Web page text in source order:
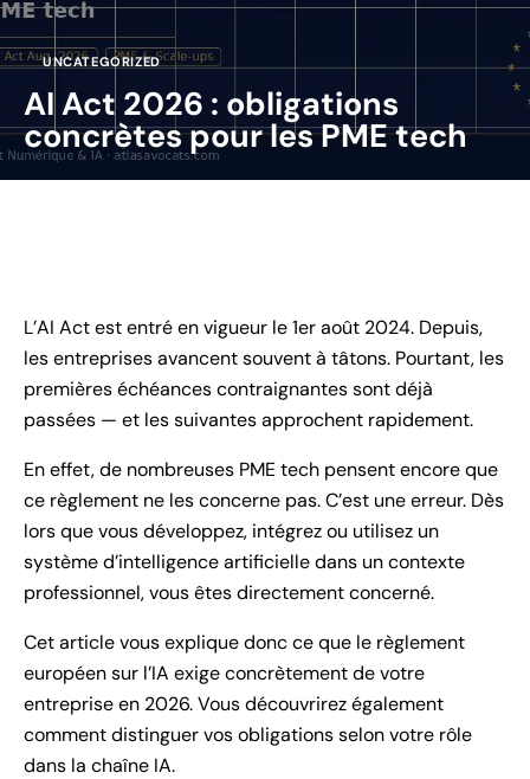
UNCATEGORIZED
AI Act 2026 : obligations
concrètes pour les PME tech
L’AI Act est entré en vigueur le 1er août 2024. Depuis,
les entreprises avancent souvent à tâtons. Pourtant, les
premières échéances contraignantes sont déjà
passées — et les suivantes approchent rapidement.
En effet, de nombreuses PME tech pensent encore que
ce règlement ne les concerne pas. C’est une erreur. Dès
lors que vous développez, intégrez ou utilisez un
système d’intelligence artificielle dans un contexte
professionnel, vous êtes directement concerné.
Cet article vous explique donc ce que le règlement
européen sur l’IA exige concrètement de votre
entreprise en 2026. Vous découvrirez également
comment distinguer vos obligations selon votre rôle
dans la chaîne IA.